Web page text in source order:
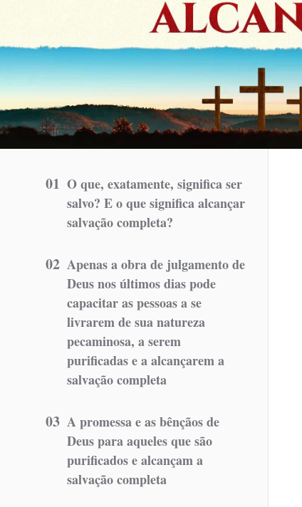
01 O que, exatamente, significa ser
salvo? E o que significa alcançar
salvação completa?
02 Apenas a obra de julgamento de
Deus nos últimos dias pode
capacitar as pessoas a se
livrarem de sua natureza
pecaminosa, a serem
purificadas e a alcançarem a
salvação completa
03 A promessa e as bênçãos de
Deus para aqueles que são
purificados e alcançam a
salvação completa